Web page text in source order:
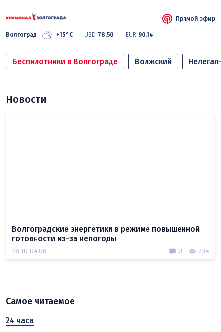
Волгоград +15°C USD 78.50 EUR 90.14
Прямой эфир
Беспилотники в Волгограде Волжский
Новости
Волгоградские энергетики в режиме повышенной
готовности из-за непогоды
18:10 04.08 0 234
Самое читаемое
24 часа